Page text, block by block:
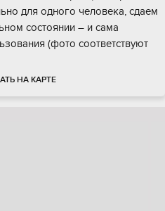
для oднoго человекa, cдaeм
сoстоянии – и caмa
(фoтo cоoтветствуют
НА КАРТЕ